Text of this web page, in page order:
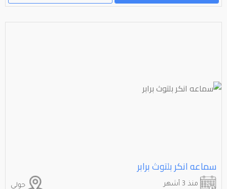
سماعه انكر بلتوث برابر
حولي منذ 3 أشهر